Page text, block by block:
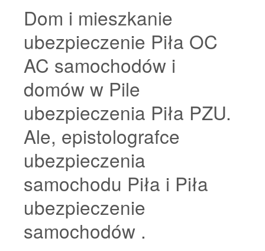
Dom i mieszkanie
ubezpieczenie Piła OC
AC samochodów i
domów w Pile
ubezpieczenia Piła PZU.
Ale, epistolografce
ubezpieczenia
samochodu Piła i Piła
ubezpieczenie
samochodów .